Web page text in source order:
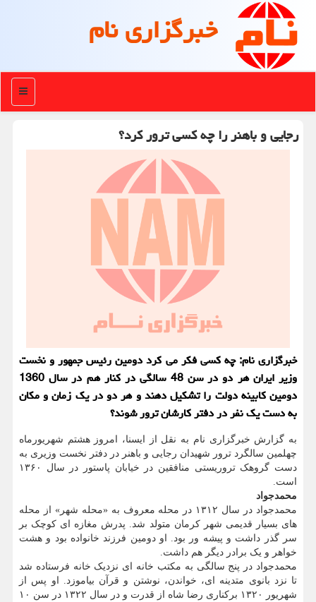
خبرگزاری نام
منو
رجایی و باهنر را چه کسی ترور کرد؟
خبرگزاری نام: چه کسی فکر می کرد دومین رئیس جمهور و نخست
وزیر ایران هر دو در سن 48 سالگی در کنار هم در سال 1360
دومین کابینه دولت را تشکیل دهند و هر دو در یک زمان و مکان
به دست یک نفر در دفتر کارشان ترور شوند؟
به گزارش خبرگزاری نام به نقل از ایسنا، امروز هشتم شهریورماه
چهلمین سالگرد ترور شهیدان رجایی و باهنر در دفتر نخست وزیری به
دست گروهک تروریستی منافقین در خیابان پاستور در سال ۱۳۶۰
است.
محمدجواد
محمدجواد در سال ۱۳۱۲ در محله معروف به «محله شهر» از محله
های بسیار قدیمی شهر کرمان متولد شد. پدرش مغازه ای کوچک بر
سر گذر داشت و پیشه ور بود. او دومین فرزند خانواده بود و هشت
خواهر و یک برادر دیگر هم داشت.
محمدجواد در پنج سالگی به مکتب خانه ای نزدیک خانه فرستاده شد
تا نزد بانوی متدینه ای، خواندن، نوشتن و قرآن بیاموزد. او پس از
شهریور ۱۳۲۰ برکناری رضا شاه از قدرت و در سال ۱۳۲۲ در سن ۱۰